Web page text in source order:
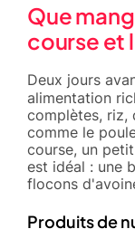
Que
course et
Deux jours
alimentation
complètes, riz,
comme le
course, un
est idéal : une
flocons
Produits de